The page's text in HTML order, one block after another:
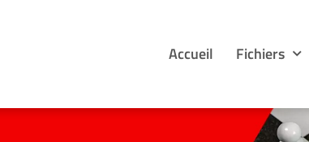
Accueil Fichiers